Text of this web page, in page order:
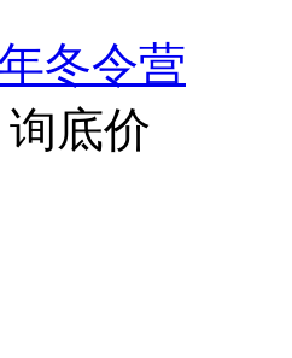
冬令营
询底价